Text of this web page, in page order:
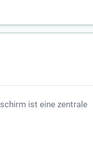
ist eine zentrale